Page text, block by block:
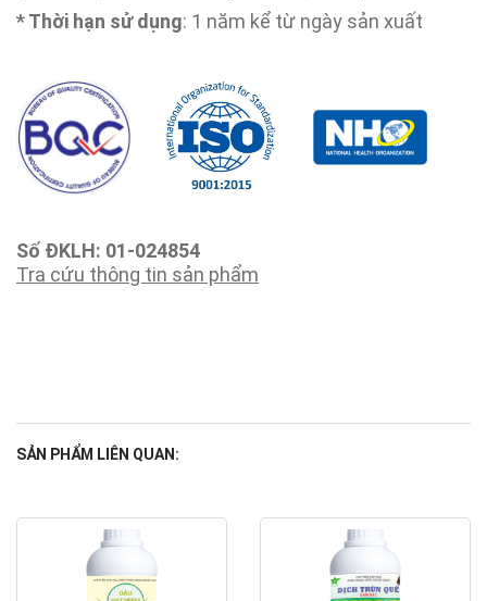
* Thời hạn sử dụng: 1 năm kể từ ngày sản xuất
Số ĐKLH: 01-024854
Tra cứu thông tin sản phẩm
SẢN PHẨM LIÊN QUAN: